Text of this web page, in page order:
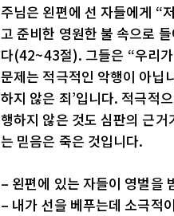
주님은 왼편에 선 자들에게 “
고 준비한 영원한 불 속으로
다(42~43절). 그들은 “우리
문제는 적극적인 악행이 아닙
하지 않은 죄’입니다. 적극적
행하지 않은 것도 심판의 근거
는 믿음은 죽은 것입니다.
– 왼편에 있는 자들이 영벌을
– 내가 선을 베푸는데 소극적